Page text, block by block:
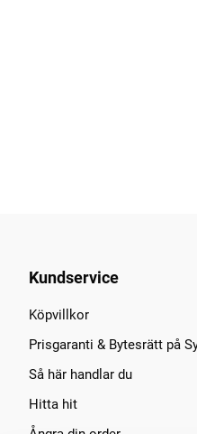
Kundservice
Köpvillkor
Prisgaranti & Bytesrätt på
Så här handlar du
Hitta hit